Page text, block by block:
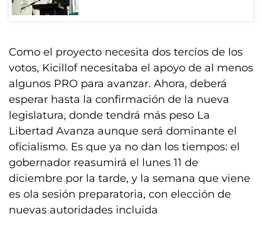
Como el proyecto necesita dos tercios de los
votos, Kicillof necesitaba el apoyo de al menos
algunos PRO para avanzar. Ahora, deberá
esperar hasta la confirmación de la nueva
legislatura, donde tendrá más peso La
Libertad Avanza aunque será dominante el
oficialismo. Es que ya no dan los tiempos: el
gobernador reasumirá el lunes 11 de
diciembre por la tarde, y la semana que viene
es ola sesión preparatoria, con elección de
nuevas autoridades incluida